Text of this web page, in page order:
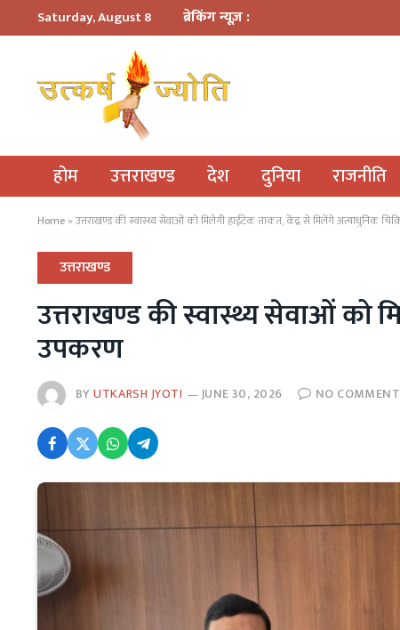
Saturday, August 8 ब्रेकिंग न्यूज़ :
होम उत्तराखण्ड देश दुनिया राजनीति
Home » उत्तराखण्ड की स्वास्थ्य सेवाओं को मिलेगी हाईटेक ताकत, केंद्र से मिलेंगे अत्याधुनिक
उत्तराखण्ड
उत्तराखण्ड की स्वास्थ्य सेवाओं को
उपकरण
BYUTKARSH JYOTI JUNE 30, 2026 NO